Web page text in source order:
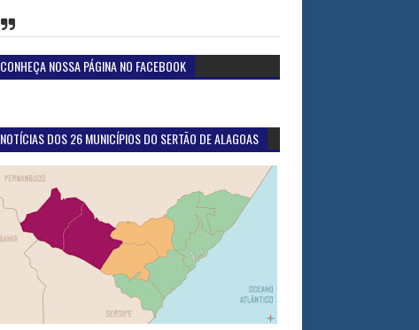
CONHEÇA NOSSA PÁGINA NO FACEBOOK
NOTÍCIAS DOS 26 MUNICÍPIOS DO SERTÃO DE ALAGOAS